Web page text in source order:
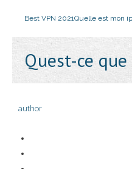
Best VPN 2021Quelle est mon ip_
Quest-ce
author